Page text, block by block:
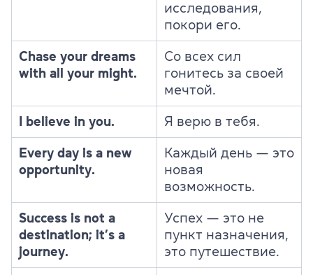
исследования,
покори его.
Chase your dreams
with all your might.
Со всех сил
гонитесь за своей
мечтой.
I believe in you. Я верю в тебя.
Every day is a new
opportunity.
Каждый день — это
новая
возможность.
Success is not a
destination; it’s a
journey.
Успех — это не
пункт назначения,
это путешествие.